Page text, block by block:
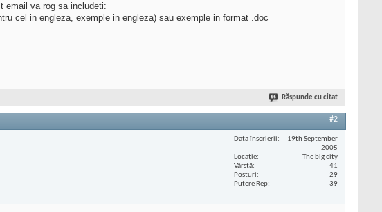
email va rog sa includeti:
cel in engleza, exemple in engleza) sau exemple in format .doc
Răspunde cu citat
#2
Data înscrierii
19th September
2005
Locaţie
The big city
Vârstă
41
Posturi
29
Putere Rep
39